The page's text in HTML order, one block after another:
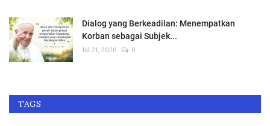
Dialog yang Berkeadilan: Menempatkan
Korban sebagai Subjek...
Jul 21, 2026 0
TAGS